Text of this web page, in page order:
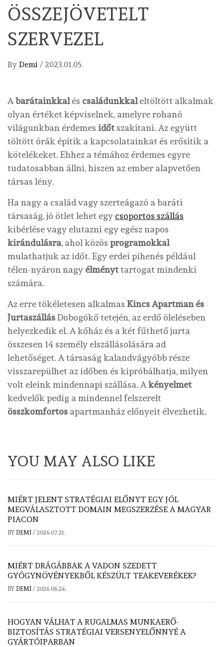
ÖSSZEJÖVETELT
SZERVEZEL
By Demi / 2023.01.05.
A barátainkkalés családunkkaleltöltött alkalmak
olyan értéket képviselnek, amelyre rohanó
világunkban érdemes időtszakítani. Az együtt
töltött órák építik a kapcsolatainkat és erősítik a
kötelékeket. Ehhez a témához érdemes egyre
tudatosabban állni, hiszen az ember alapvetően
társas lény.
Ha nagy a család vagy szerteágazó a baráti
társaság, jó ötlet lehet egy csoportos szállás
kibérlése vagy elutazni egy egész napos
kirándulásra, ahol közös programokkal
mulathatjuk az időt. Egy erdei pihenés például
télen-nyáron nagy élményttartogat mindenki
számára.
Az erre tökéletesen alkalmas Kincs Apartman és
JurtaszállásDobogókő tetején, az erdő öleléseben
helyezkedik el. A kőház és a két fűthető jurta
összesen 14 személy elszállásolására ad
lehetőséget. A társaság kalandvágyóbb része
visszarepülhet az időben és kipróbálhatja, milyen
volt eleink mindennapi szállása. A kényelmet
kedvelők pedig a mindennel felszerelt
összkomfortos apartmanház előnyeit élvezhetik.
YOU MAY ALSO LIKE
MIÉRT JELENT STRATÉGIAI ELŐNYT EGY JÓL
MEGVÁLASZTOTT DOMAIN MEGSZERZÉSE A MAGYAR
PIACON
BY DEMI / 2026.07.21.
MIÉRT DRÁGÁBBAK A VADON SZEDETT
GYÓGYNÖVÉNYEKBŐL KÉSZÜLT TEAKEVERÉKEK?
BY DEMI / 2026.06.24.
HOGYAN VÁLHAT A RUGALMAS MUNKAERŐ-
BIZTOSÍTÁS STRATÉGIAI VERSENYELŐNNYÉ A
GYÁRTÓIPARBAN